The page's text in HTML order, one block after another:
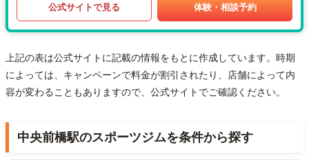
公式サイトで見る 体験・相談予約
上記の表は公式サイトに記載の情報をもとに作成しています。時期
によっては、キャンペーンで料金が割引されたり、店舗によって内
容が変わることもありますので、公式サイトでご確認ください。
中央前橋駅のスポーツジムを条件から探す